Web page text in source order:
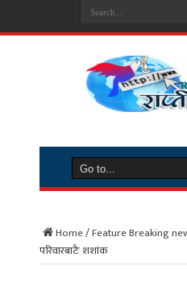
Home/Feature Breaking
परिवारबाटैः शशांक